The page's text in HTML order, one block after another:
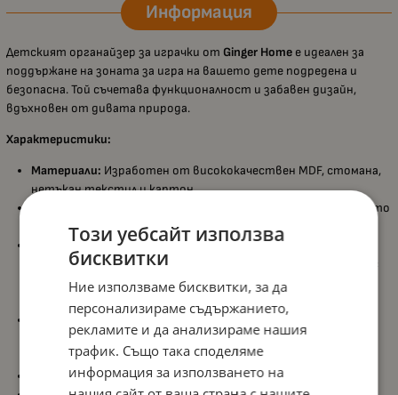
Информация
Детският органайзер за играчки от Ginger Home е идеален за
поддържане на зоната за игра на вашето дете подредена и
безопасна. Той съчетава функционалност и забавен дизайн,
вдъхновен от дивата природа.
Характеристики:
Материали: Изработен от висококачествен MDF, стомана,
нетъкан текстил и картон.
С вдъхновяващи мотиви от сафари с животни като
зебра и жираф в синьо и жълто.
Функционалност:Просторните текстилни кутии
осигуряват достатъчно място за съхранение на играчки с
различни форми и размери, улеснявайки подреждането и
Безопасност:
Размерът и здравата конструкция са
специално проектирани за малки деца, като им позволяват
сами да достигат и прибират своите играчки.
Размери:63х30х60 см.
Този уебсайт използва
бисквитки
Ние използваме бисквитки, за да
персонализираме съдържанието,
рекламите и да анализираме нашия
трафик. Също така споделяме
информация за използването на